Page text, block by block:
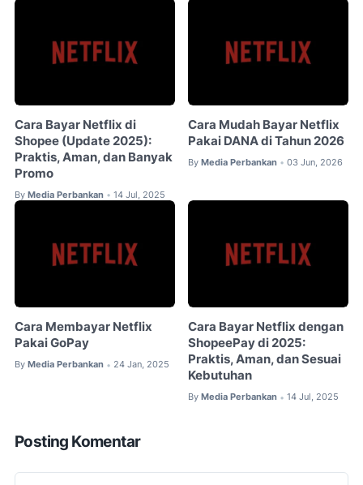
Cara Bayar Netflix di
Shopee (Update 2025):
Praktis, Aman, dan Banyak
Promo
By Media Perbankan • 14 Jul, 2025
Cara Mudah Bayar Netflix
Pakai DANA di Tahun 2026
By Media Perbankan • 03 Jun, 2026
Cara Membayar Netflix
Pakai GoPay
By Media Perbankan • 24 Jan, 2025
Cara Bayar Netflix dengan
ShopeePay di 2025:
Praktis, Aman, dan Sesuai
Kebutuhan
By Media Perbankan • 14 Jul, 2025
Posting Komentar